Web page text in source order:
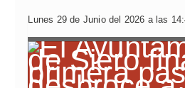
Lunes 29 de Junio del 2026 a las